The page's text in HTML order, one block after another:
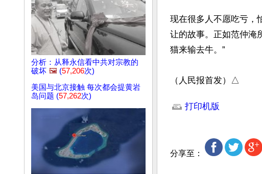
分析：从释永信看中共对宗教的
破坏 🖼️ (57,206次)
美国与北京接触 每次都会提黄岩
岛问题 (57,262次)
现在很多人不愿吃亏，
让的故事。正如范仲淹
猫来输去牛。”
（人民报首发）△
打印机版
分享至：